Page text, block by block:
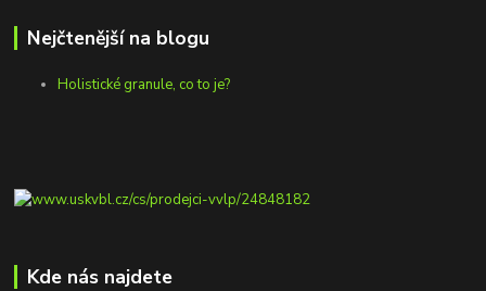
Nejčtenější na blogu
Holistické granule, co to je?
Kde nás najdete